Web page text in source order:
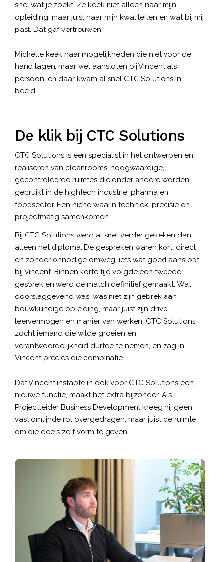
snel wat je zoekt. Ze keek niet alleen naar mijn
opleiding, maar juist naar mijn kwaliteiten en wat bij mij
past. Dat gaf vertrouwen.”
Michelle keek naar mogelijkheden die niet voor de
hand lagen, maar wel aansloten bij Vincent als
persoon, en daar kwam al snel CTC Solutions in
beeld.
De klik bij CTC Solutions
CTC Solutions is een specialist in het ontwerpen en
realiseren van cleanrooms: hoogwaardige,
gecontroleerde ruimtes die onder andere worden
gebruikt in de hightech industrie, pharma en
foodsector. Een niche waarin techniek, precisie en
projectmatig samenkomen.
Bij CTC Solutions werd al snel verder gekeken dan
alleen het diploma. De gespreken waren kort, direct
en zonder onnodige omweg, iets wat goed aansloot
bij Vincent. Binnen korte tijd volgde een tweede
gesprek en werd de match definitief gemaakt. Wat
doorslaggevend was, was niet zijn gebrek aan
bouwkundige opleiding, maar juist zijn drive,
leervermogen en manier van werken. CTC Solutions
zocht iemand die wilde groeien en
verantwoordelijkheid durfde te nemen, en zag in
Vincent precies die combinatie.
Dat Vincent instapte in ook voor CTC Solutions een
nieuwe functie, maakt het extra bijzonder. Als
Projectleider Business Development kreeg hij geen
vast omlijnde rol overgedragen, maar juist de ruimte
om die deels zelf vorm te geven.